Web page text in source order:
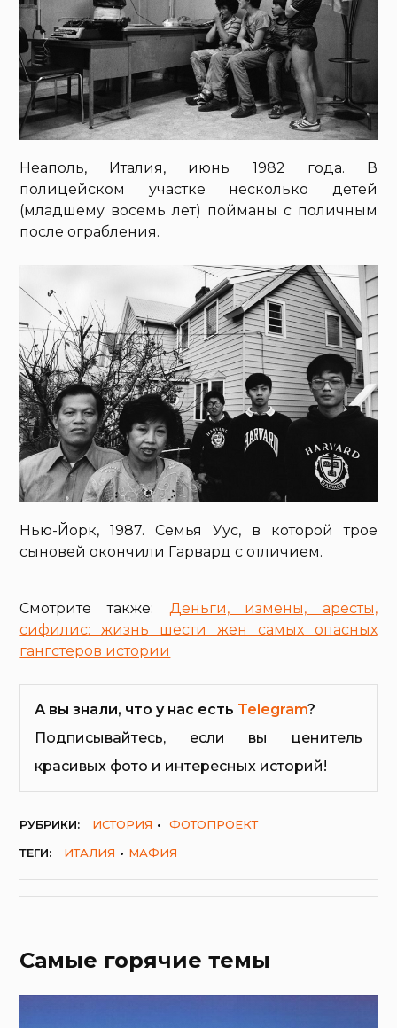
Неаполь, Италия, июнь 1982 года. В
полицейском участке несколько детей
(младшему восемь лет) пойманы с поличным
после ограбления.
Нью-Йорк, 1987. Семья Уус, в которой трое
сыновей окончили Гарвард с отличием.
Смотрите также: Деньги, измены, аресты,
сифилис: жизнь шести жен самых опасных
гангстеров истории
А вы знали, что у нас есть Telegram?
Подписывайтесь, если вы ценитель
красивых фото и интересных историй!
РУБРИКИ: ИСТОРИЯ
ФОТОПРОЕКТ
ТЕГИ:
ИТАЛИЯ МАФИЯ
Самые горячие темы